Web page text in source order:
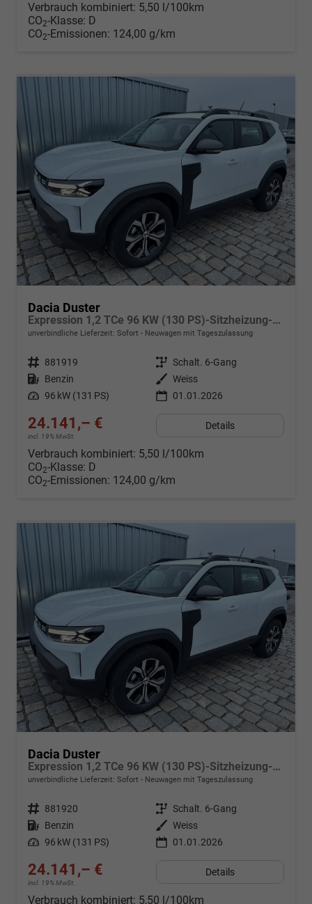
Verbrauch kombiniert: 5,50 l/100km
CO2-Klasse: D
CO2-Emissionen: 124,00 g/km
Dacia Duster
Expression 1,2 TCe 96 KW (130 PS)-Sitzheizung-Rückfahrkamera-AppleCarplay-Sofort
unverbindliche Lieferzeit: Sofort Neuwagen mit Tageszulassung
Fahrzeugnr. 881919 Getriebe Schalt. 6-Gang
Kraftstoff Benzin Außenfarbe Weiss
Leistung 96 kW (131 PS) 01.01.2026
24.141,– €
incl. 19% MwSt.
Details
Verbrauch kombiniert: 5,50 l/100km
CO2-Klasse: D
CO2-Emissionen: 124,00 g/km
Dacia Duster
Expression 1,2 TCe 96 KW (130 PS)-Sitzheizung-Rückfahrkamera-AppleCarplay-Sofort
unverbindliche Lieferzeit: Sofort Neuwagen mit Tageszulassung
Fahrzeugnr. 881920 Getriebe Schalt. 6-Gang
Kraftstoff Benzin Außenfarbe Weiss
Leistung 96 kW (131 PS) 01.01.2026
24.141,– €
incl. 19% MwSt.
Details
Verbrauch kombiniert: 5,50 l/100km